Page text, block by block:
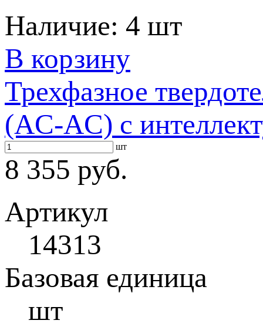
Наличие: 4 шт
В корзину
Трехфазное
(AC-AC) с
шт
8 355 руб.
Артикул
14313
Базовая единица
шт